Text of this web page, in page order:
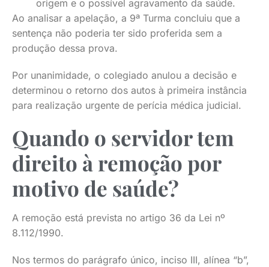
origem e o possível agravamento da saúde.
Ao analisar a apelação, a 9ª Turma concluiu que a
sentença não poderia ter sido proferida sem a
produção dessa prova.
Por unanimidade, o colegiado anulou a decisão e
determinou o retorno dos autos à primeira instância
para realização urgente de perícia médica judicial.
Quando o servidor tem
direito à remoção por
motivo de saúde?
A remoção está prevista no artigo 36 da Lei nº
8.112/1990.
Nos termos do parágrafo único, inciso III, alínea “b”,